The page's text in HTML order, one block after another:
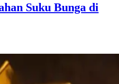
Suku Bunga di